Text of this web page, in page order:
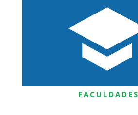
FACULDADES